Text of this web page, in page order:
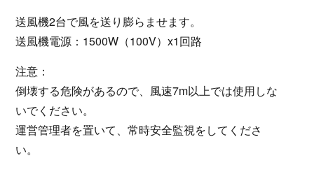
送風機2台で風を送り膨らませます。
送風機電源：1500W（100V）x1回路
注意：
倒壊する危険があるので、風速7m以上では使用しな
いでください。
運営管理者を置いて、常時安全監視をしてくださ
い。